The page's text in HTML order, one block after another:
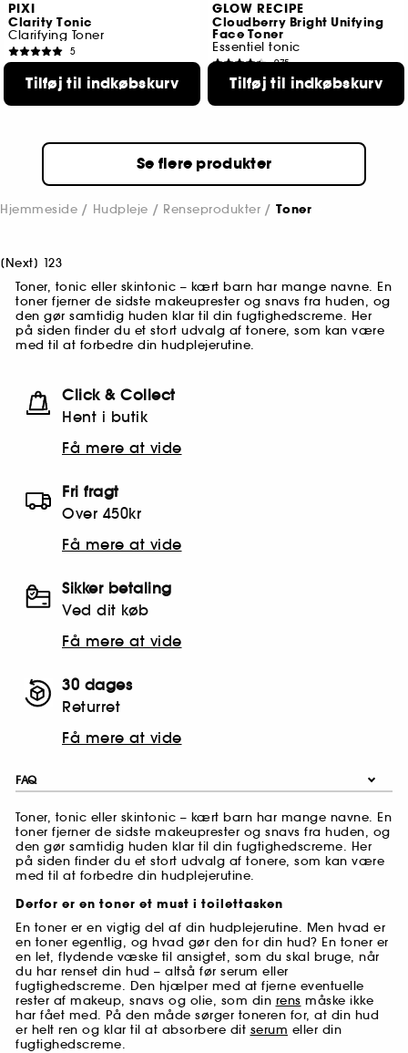
PIXI
Clarity Tonic
Clarifying Toner
5
Tilføj til indkøbskurv
GLOW RECIPE
Cloudberry Bright Unifying
Face Toner
Essentiel tonic
975
Fra:125,00 KR
Tilføj til indkøbskurv
Se flere produkter
Hjemmeside Hudpleje Renseprodukter Toner
[Next] 123
Toner, tonic eller skintonic – kært barn har mange navne. En
toner fjerner de sidste makeuprester og snavs fra huden, og
den gør samtidig huden klar til din fugtighedscreme. Her
på siden finder du et stort udvalg af tonere, som kan være
med til at forbedre din hudplejerutine.
Click & Collect
Hent i butik
Få mere at vide
Fri fragt
Over 450kr
Få mere at vide
Sikker betaling
Ved dit køb
Få mere at vide
30 dages
Returret
Få mere at vide
FAQ
Toner, tonic eller skintonic – kært barn har mange navne. En
toner fjerner de sidste makeuprester og snavs fra huden, og
den gør samtidig huden klar til din fugtighedscreme. Her
på siden finder du et stort udvalg af tonere, som kan være
med til at forbedre din hudplejerutine.
Derfor er en toner et must i toilettasken
En toner er en vigtig del af din hudplejerutine. Men hvad er
en toner egentlig, og hvad gør den for din hud? En toner er
en let, flydende væske til ansigtet, som du skal bruge, når
du har renset din hud – altså før serum eller
fugtighedscreme. Den hjælper med at fjerne eventuelle
rester af makeup, snavs og olie, som din rens måske ikke
har fået med. På den måde sørger toneren for, at din hud
er helt ren og klar til at absorbere dit serum eller din
fugtighedscreme.